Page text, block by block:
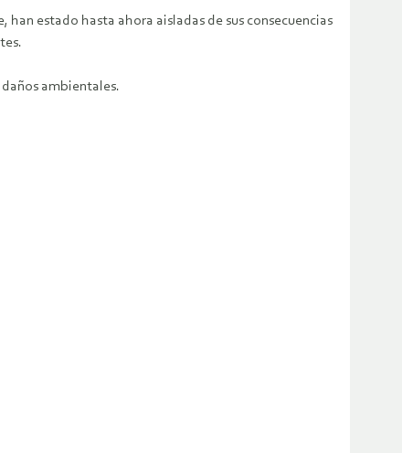
han estado hasta ahora aisladas de sus consecuencias
ambientales.